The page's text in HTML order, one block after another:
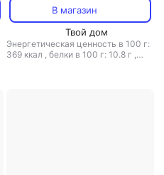
В магазин
Твой дом
Энергетическая ценность в 100 г:
369 ккал , белки в 100 г: 10.8 г ,